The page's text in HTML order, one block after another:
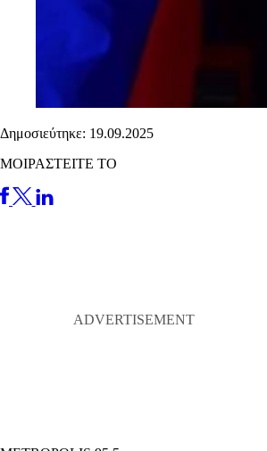
Δημοσιεύτηκε: 19.09.2025
ΜΟΙΡΑΣΤΕΙΤΕ ΤΟ